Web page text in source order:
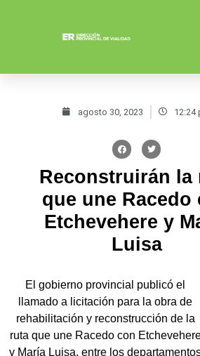
agosto 30, 2023 12:24
Reconstruirán la
que une Racedo
Etchevehere y
Luisa
El gobierno provincial publicó el
llamado a licitación para la obra de
rehabilitación y reconstrucción de la
ruta que une Racedo con
y María Luisa, entre los